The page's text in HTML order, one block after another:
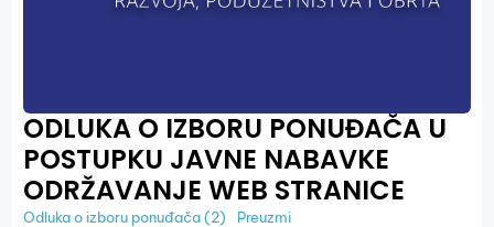
ODLUKA O IZBORU PONUĐAČA U
POSTUPKU JAVNE NABAVKE
ODRŽAVANJE WEB STRANICE
Odluka o izboru ponuđača (2) Preuzmi